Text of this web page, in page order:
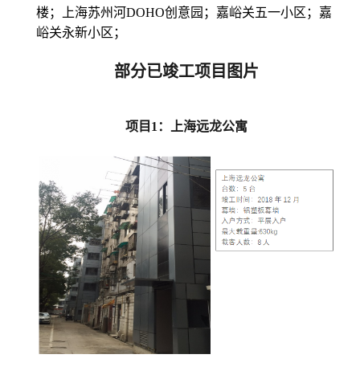
楼；上海苏州河DOHO创意园；嘉峪关五一小区；嘉
峪关永新小区；
部分已竣工项目图片
项目 1 ：上海远龙公寓